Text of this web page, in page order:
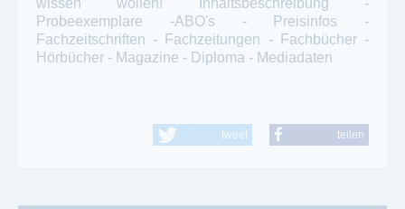
wissen wollen! Inhaltsbeschreibung -
Probeexemplare -ABO's - Preisinfos -
Fachzeitschriften - Fachzeitungen - Fachbücher -
Hörbücher - Magazine - Diploma - Mediadaten
tweet teilen